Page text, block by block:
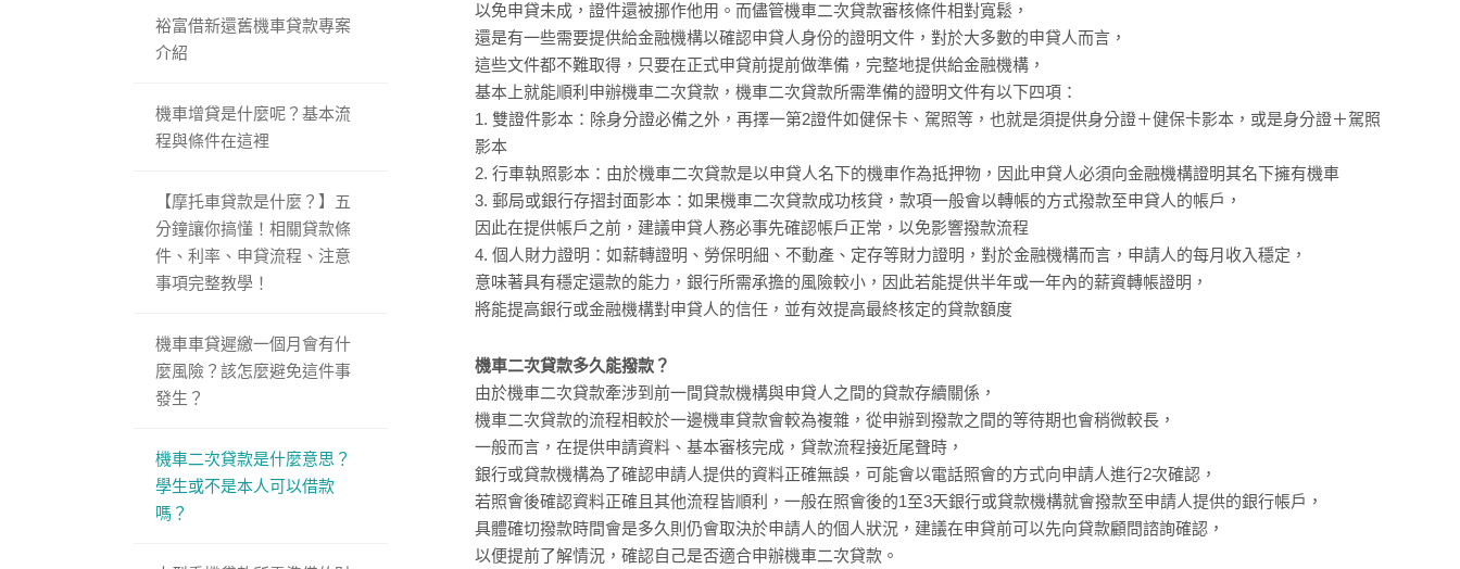
以免申貸未成，證件還被挪作他用。而儘管機車二次貸款審核條件相對寬鬆，
還是有一些需要提供給金融機構以確認申貸人身份的證明文件，對於大多數的申貸人而言，
這些文件都不難取得，只要在正式申貸前提前做準備，完整地提供給金融機構，
基本上就能順利申辦機車二次貸款，機車二次貸款所需準備的證明文件有以下四項：
1. 雙證件影本：除身分證必備之外，再擇一第2證件如健保卡、駕照等，也就是須提供身分證＋健保卡影本，或是身分證＋駕照
影本
2. 行車執照影本：由於機車二次貸款是以申貸人名下的機車作為抵押物，因此申貸人必須向金融機構證明其名下擁有機車
3. 郵局或銀行存摺封面影本：如果機車二次貸款成功核貸，款項一般會以轉帳的方式撥款至申貸人的帳戶，
因此在提供帳戶之前，建議申貸人務必事先確認帳戶正常，以免影響撥款流程
4. 個人財力證明：如薪轉證明、勞保明細、不動產、定存等財力證明，對於金融機構而言，申請人的每月收入穩定，
意味著具有穩定還款的能力，銀行所需承擔的風險較小，因此若能提供半年或一年內的薪資轉帳證明，
將能提高銀行或金融機構對申貸人的信任，並有效提高最終核定的貸款額度
機車二次貸款多久能撥款？
由於機車二次貸款牽涉到前一間貸款機構與申貸人之間的貸款存續關係，
機車二次貸款的流程相較於一邊機車貸款會較為複雜，從申辦到撥款之間的等待期也會稍微較長，
一般而言，在提供申請資料、基本審核完成，貸款流程接近尾聲時，
銀行或貸款機構為了確認申請人提供的資料正確無誤，可能會以電話照會的方式向申請人進行2次確認，
若照會後確認資料正確且其他流程皆順利，一般在照會後的1至3天銀行或貸款機構就會撥款至申請人提供的銀行帳戶，
具體確切撥款時間會是多久則仍會取決於申請人的個人狀況，建議在申貸前可以先向貸款顧問諮詢確認，
以便提前了解情況，確認自己是否適合申辦機車二次貸款。
裕富借新還舊機車貸款專案
介紹
機車增貸是什麼呢？基本流
程與條件在這裡
【摩托車貸款是什麼？】五
分鐘讓你搞懂！相關貸款條
件、利率、申貸流程、注意
事項完整教學！
機車車貸遲繳一個月會有什
麼風險？該怎麼避免這件事
發生？
機車二次貸款是什麼意思？
學生或不是本人可以借款
嗎？